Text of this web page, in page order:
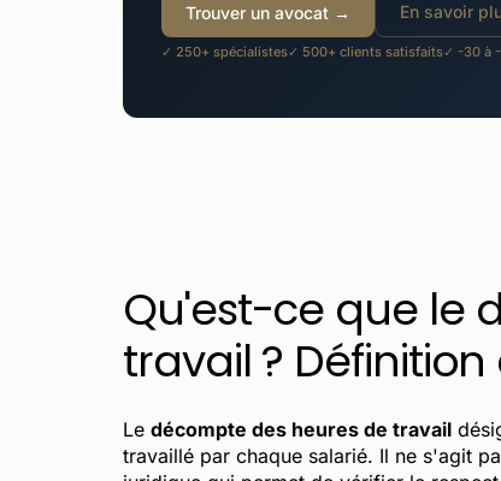
Trouver un avocat → En savoir
✓ 250+ spécialistes✓ 500+ clients satisfaits✓ -30 à
Qu'est-ce que le
travail ?
Le décompte des heures de travail
travaillé par chaque salarié. Il ne s'agit